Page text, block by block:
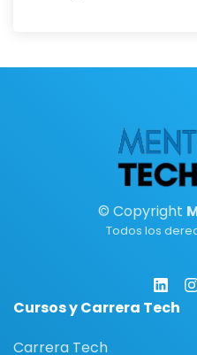
© Copyright
Todos los
Cursos y Carrera Tech
Carrera Tech